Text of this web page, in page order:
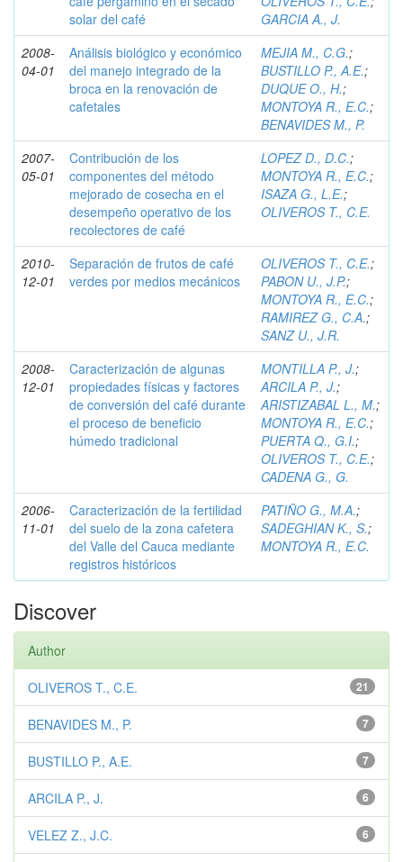
solar del café
GARCIA A., J.
2008-
04-01
Análisis biológico y económico
del manejo integrado de la
broca en la renovación de
cafetales
MEJIA M., C.G.;
BUSTILLO P., A.E.;
DUQUE O., H.;
MONTOYA R., E.C.;
BENAVIDES M., P.
2007-
05-01
Contribución de los
componentes del método
mejorado de cosecha en el
desempeño operativo de los
recolectores de café
LOPEZ D., D.C.;
MONTOYA R., E.C.;
ISAZA G., L.E.;
OLIVEROS T., C.E.
2010-
12-01
Separación de frutos de café
verdes por medios mecánicos
OLIVEROS T., C.E.;
PABON U., J.P.;
MONTOYA R., E.C.;
RAMIREZ G., C.A.;
SANZ U., J.R.
2008-
12-01
Caracterización de algunas
propiedades físicas y factores
de conversión del café durante
el proceso de beneficio
húmedo tradicional
MONTILLA P., J.;
ARCILA P., J.;
ARISTIZABAL L., M.;
MONTOYA R., E.C.;
PUERTA Q., G.I.;
OLIVEROS T., C.E.;
CADENA G., G.
2006-
11-01
Caracterización de la fertilidad
del suelo de la zona cafetera
del Valle del Cauca mediante
registros históricos
PATIÑO G., M.A.;
SADEGHIAN K., S.;
MONTOYA R., E.C.
Discover
Author
21
OLIVEROS T., C.E.
7
BENAVIDES M., P.
7
BUSTILLO P., A.E.
6
ARCILA P., J.
6
VELEZ Z., J.C.